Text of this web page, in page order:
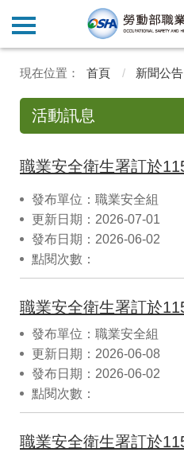
首頁 新聞公告
活動訊息
發布單位：職業安全組
更新日期：2026-07-01
發布日期：2026-06-02
點閱次數：
發布單位：職業安全組
更新日期：2026-06-08
發布日期：2026-06-02
點閱次數：